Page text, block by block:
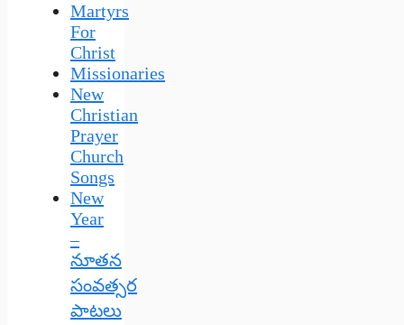
Martyrs
For
Christ
Missionaries
New
Christian
Prayer
Church
Songs
New
Year
–
నూతన
సంవత్సర
పాటలు